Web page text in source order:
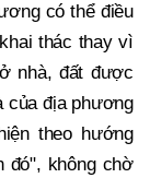
có thể điều
thác thay vì
nhà, đất được
của địa phương
theo hướng
đó", không chờ